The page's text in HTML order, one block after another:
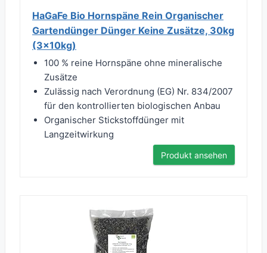
HaGaFe Bio Hornspäne Rein Organischer
Gartendünger Dünger Keine Zusätze, 30kg
(3x10kg)
100 % reine Hornspäne ohne mineralische
Zusätze
Zulässig nach Verordnung (EG) Nr. 834/2007
für den kontrollierten biologischen Anbau
Organischer Stickstoffdünger mit
Langzeitwirkung
Produkt ansehen